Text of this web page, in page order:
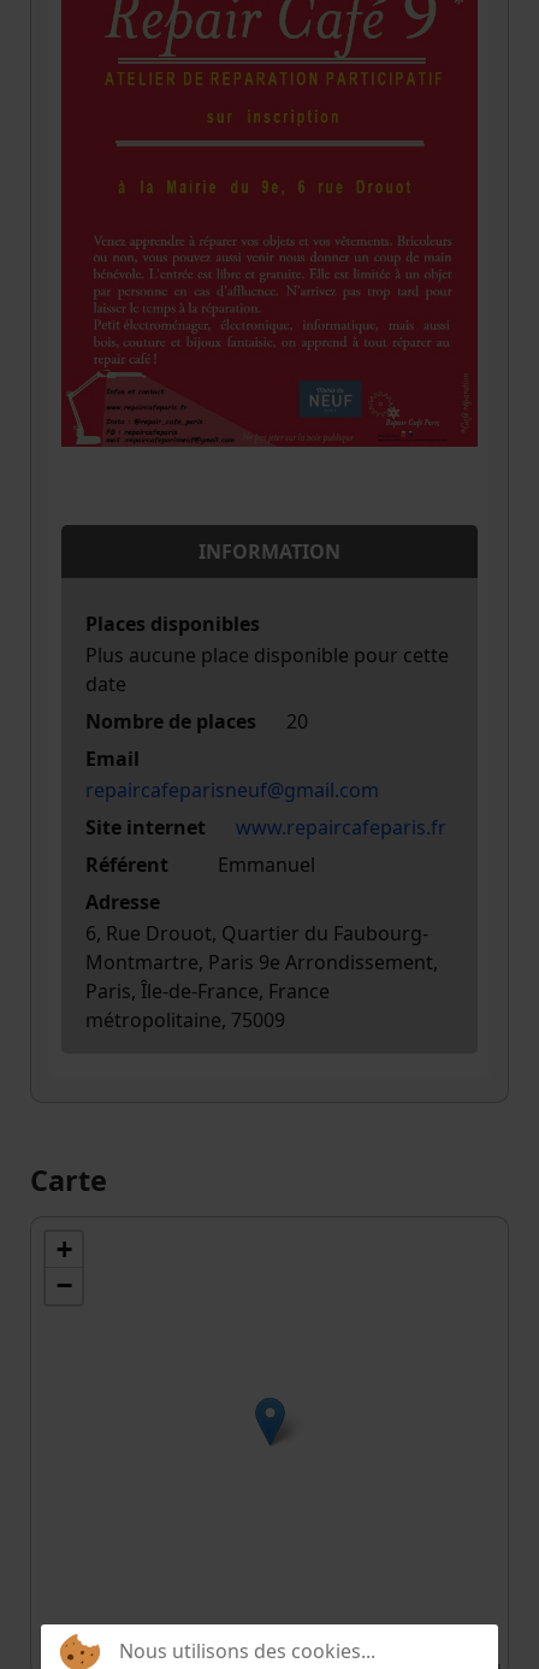
INFORMATION
Places disponibles
Plus aucune place disponible pour cette
date
Nombre de places
20
Email
repaircafeparisneuf@gmail.com
Site internet
www.repaircafeparis.fr
Référent
Emmanuel
Adresse
6, Rue Drouot, Quartier du Faubourg-
Montmartre, Paris 9e Arrondissement,
Paris, Île-de-France, France
métropolitaine, 75009
Carte
+
−
contributors
Nous utilisons des cookies...